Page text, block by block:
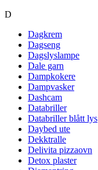
D
Dagkrem
Dagseng
Dagslyslampe
Dale garn
Dampkokere
Dampvasker
Dashcam
Databriller
Databriller blått lys
Daybed ute
Dekktralle
Delivita pizzaovn
Detox plaster